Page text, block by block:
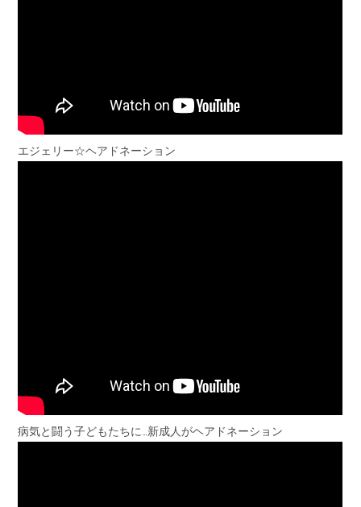
エジェリー☆ヘアドネーション
病気と闘う子どもたちに…新成人がヘアドネーション